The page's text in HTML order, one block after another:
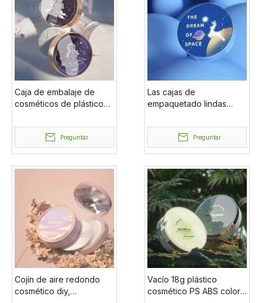
Caja de embalaje de
cosméticos de plástico
al por mayor caja de
Preguntar
Las cajas de
empaquetado lindas
de encargo vacían la
caja compacta del polvo
con el espejo
Preguntar
Cojín de aire redondo
cosmético diy,
Vacío 18g plástico
cosmético PS ABS color